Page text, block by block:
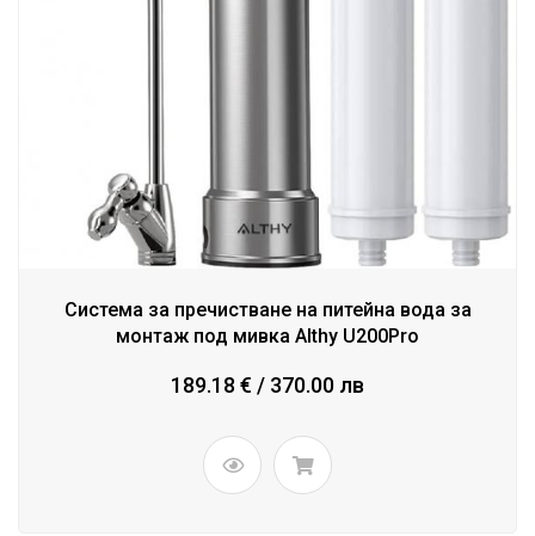
Система за пречистване на питейна вода за
монтаж под мивка Althy U200Pro
189.18 € / 370.00 лв